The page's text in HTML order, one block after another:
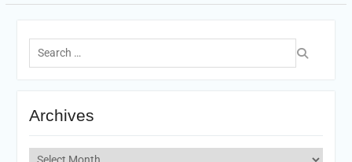
Search
for:
Archives
Archives